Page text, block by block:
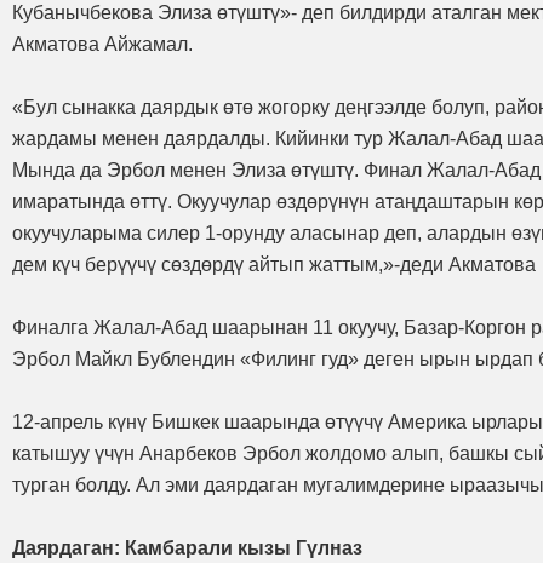
Кубанычбекова Элиза өтүштү»- деп билдирди аталган
Акматова Айжамал.
«Бул сынакка даярдык өтө жогорку деңгээлде болуп,
жардамы менен даярдалды. Кийинки тур Жалал-Абад
Мында да Эрбол менен Элиза өтүштү. Финал Жалал-Абад
имаратында өттү. Окуучулар өздөрүнүн атаңдаштарын
окуучуларыма силер 1-орунду аласынар деп, алардын
дем күч берүүчү сөздөрдү айтып жаттым,»-деди Акматова
Финалга Жалал-Абад шаарынан 11 окуучу, Базар-Коргон
Эрбол Майкл Бублендин «Филинг гуд» деген ырын ырдап
12-апрель күнү Бишкек шаарында өтүүчү Америка
катышуу үчүн Анарбеков Эрбол жолдомо алып, башкы
турган болду. Ал эми даярдаган мугалимдерине
Даярдаган: Камбарали кызы Гүлназ